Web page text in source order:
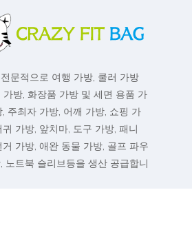
문적으로 여행 가방, 쿨러 가방
가방, 화장품 가방 및 세면 용품 가
, 주최자 가방, 어깨 가방, 쇼핑 가
귀 가방, 앞치마, 도구 가방, 패니
거 가방, 애완 동물 가방, 골프 파우
노트북 슬리브등을 생산 공급합니